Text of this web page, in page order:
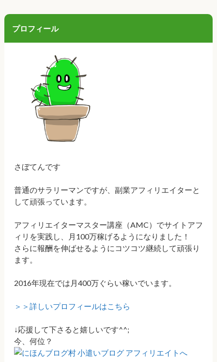
プロフィール
さぼてんです
普通のサラリーマンですが、副業アフィリエイターと
して頑張っています。
アフィリエイターマスター講座（AMC）でサイトアフ
ィリを実践し、月100万稼げるようになりました！
さらに報酬を伸ばせるようにコツコツ継続して頑張り
ます。
2016年現在では月400万ぐらい稼いでいます。
＞＞詳しいプロフィールはこちら
↓応援して下さると嬉しいです^^;
今、何位？